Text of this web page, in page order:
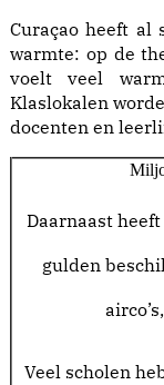
Curaçao heeft al
warmte: op de
voelt veel
Klaslokalen
docenten en
Daarnaast
gulden
Veel scholen